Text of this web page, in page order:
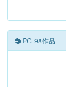
PC-98作品